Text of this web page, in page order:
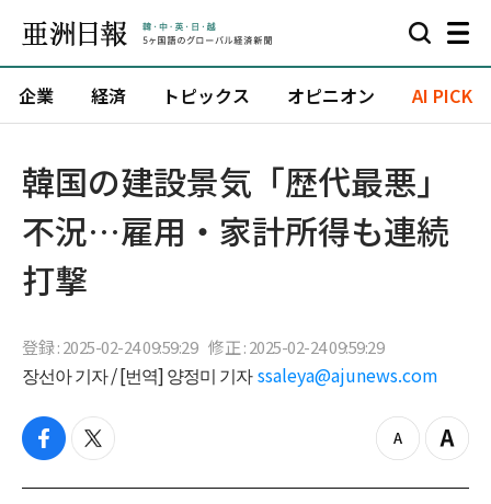
企業 経済 トピックス オピニオン AI PICK
韓国の建設景気「歴代最悪」
不況…雇用・家計所得も連続
打撃
登録 : 2025-02-24 09:59:29 修正 : 2025-02-24 09:59:29
장선아 기자 / [번역] 양정미 기자 ssaleya@ajunews.com
f
c
t
i
z
o
Z
o